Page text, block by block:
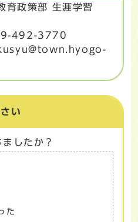
育政策部 生涯学習
492-3770
い
したか？
た